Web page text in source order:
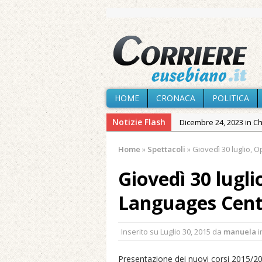
HOME CRONACA POLITICA
Notizie Flash Dicembre 24, 2023 in
Agosto 6, 2026 in
Agosto 6, 2026 in
Agosto 5, 2026 in
Agosto 4, 2026 in
Agosto 3, 2026 in
Home » Spettacoli » Giovedì 30 luglio,
Giovedì 30
Languages
Inserito su Luglio 30, 2015 da manuela
Presentazione dei nuovi corsi 2015/